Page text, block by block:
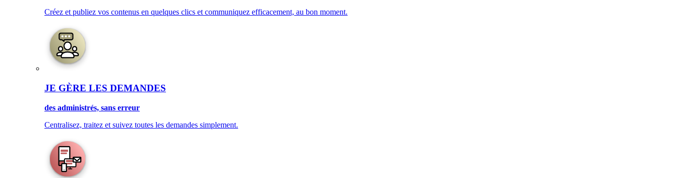
Créez et publiez vos contenus en quelques clics et communiquez efficacement, au bon moment.
JE GÈRE LES DEMANDES
des administrés, sans erreur
Centralisez, traitez et suivez toutes les demandes simplement.